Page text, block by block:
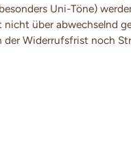
Uni-Töne)
über abwechselnd
der Widerrufsfrist noch